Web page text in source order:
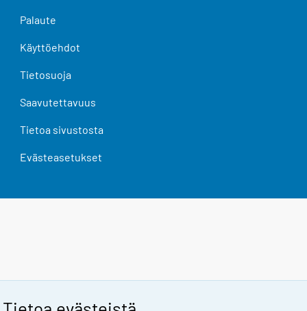
Palaute
Käyttöehdot
Tietosuoja
Saavutettavuus
Tietoa sivustosta
Evästeasetukset